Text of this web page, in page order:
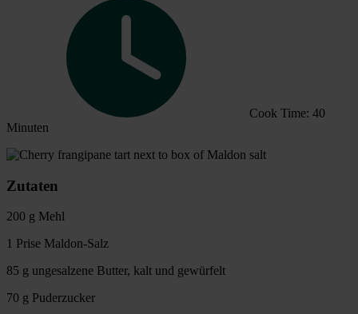
Cook Time: 40
Minuten
Zutaten
200 g Mehl
1 Prise Maldon-Salz
85 g ungesalzene Butter, kalt und gewürfelt
70 g Puderzucker